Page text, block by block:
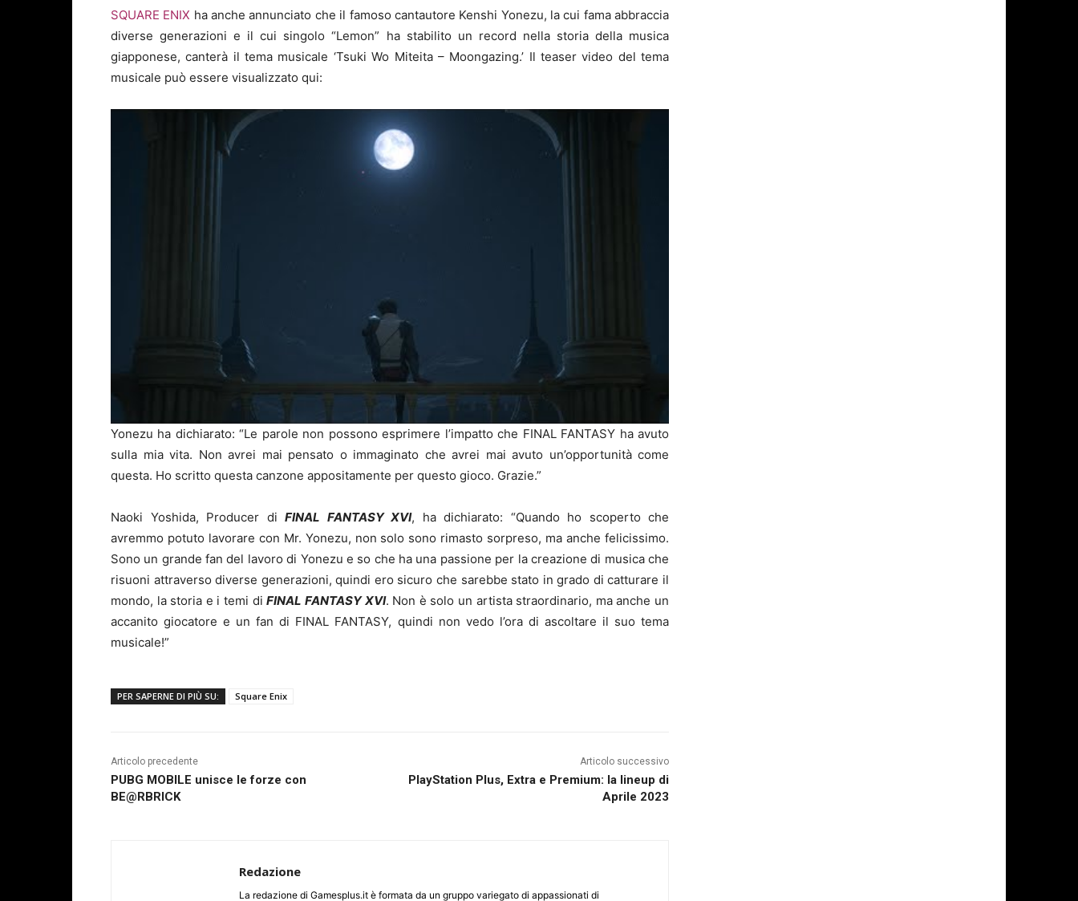
SQUARE ENIX ha anche annunciato che il famoso cantautore Kenshi Yonezu, la cui fama abbraccia
diverse generazioni e il cui singolo “Lemon” ha stabilito un record nella storia della musica
giapponese, canterà il tema musicale ‘Tsuki Wo Miteita – Moongazing.’ Il teaser video del tema
musicale può essere visualizzato qui:
Yonezu ha dichiarato: “Le parole non possono esprimere l’impatto che FINAL FANTASY ha avuto
sulla mia vita. Non avrei mai pensato o immaginato che avrei mai avuto un’opportunità come
questa. Ho scritto questa canzone appositamente per questo gioco. Grazie.”
Naoki Yoshida, Producer di FINAL FANTASY XVI, ha dichiarato: “Quando ho scoperto che
avremmo potuto lavorare con Mr. Yonezu, non solo sono rimasto sorpreso, ma anche felicissimo.
Sono un grande fan del lavoro di Yonezu e so che ha una passione per la creazione di musica che
risuoni attraverso diverse generazioni, quindi ero sicuro che sarebbe stato in grado di catturare il
mondo, la storia e i temi diFINAL FANTASY XVI. Non è solo un artista straordinario, ma anche un
accanito giocatore e un fan di FINAL FANTASY, quindi non vedo l’ora di ascoltare il suo tema
musicale!”
PER SAPERNE DI PIÙ SU: Square Enix
Articolo precedente
PUBG MOBILE unisce le forze con
BE@RBRICK
Articolo successivo
PlayStation Plus, Extra e Premium: la lineup di
Aprile 2023
Redazione
La redazione di Gamesplus.it è formata da un gruppo variegato di appassionati di